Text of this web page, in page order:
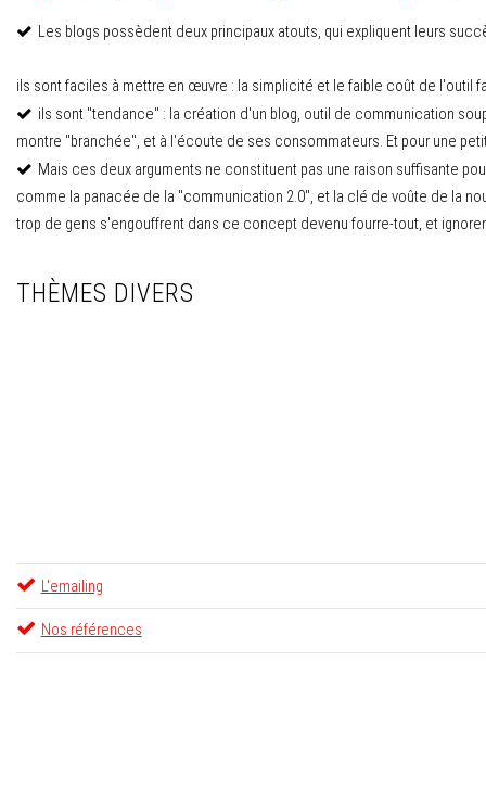
Les blogs possèdent deux principaux atouts, qui expliquent leurs
ils sont faciles à mettre en œuvre : la simplicité et le faible coût de l'outil
ils sont "tendance" : la création d'un blog, outil de communication
montre "branchée", et à l'écoute de ses consommateurs. Et pour une
Mais ces deux arguments ne constituent pas une raison suffisante
comme la panacée de la "communication 2.0", et la clé de voûte de la
trop de gens s'engouffrent dans ce concept devenu fourre-tout, et
THÈMES DIVERS
L'emailing
Nos références